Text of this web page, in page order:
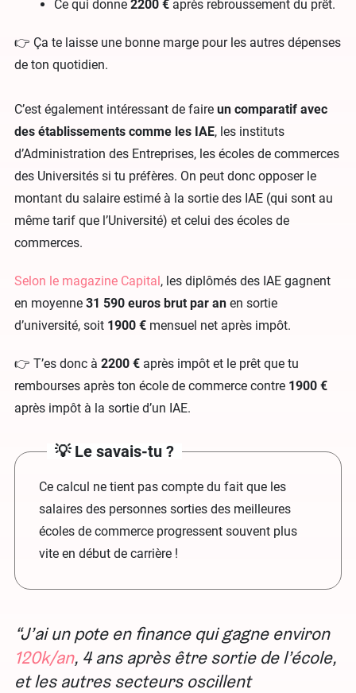
Ce qui donne 2200 € après rebroussement du prêt.
👉 Ça te laisse une bonne marge pour les autres dépenses
de ton quotidien.
C’est également intéressant de faire un comparatif avec
des établissements comme les IAE, les instituts
d’Administration des Entreprises, les écoles de commerces
des Universités si tu préfères. On peut donc opposer le
montant du salaire estimé à la sortie des IAE (qui sont au
même tarif que l’Université) et celui des écoles de
commerces.
Selon le magazine Capital, les diplômés des IAE gagnent
en moyenne 31 590 euros brut par an en sortie
d’université, soit 1900 € mensuel net après impôt.
👉 T’es donc à 2200 € après impôt et le prêt que tu
rembourses après ton école de commerce contre 1900 €
après impôt à la sortie d’un IAE.
💡 Le savais-tu ?
Ce calcul ne tient pas compte du fait que les
salaires des personnes sorties des meilleures
écoles de commerce progressent souvent plus
vite en début de carrière !
J’ai un pote en finance qui gagne environ
120k/an, 4 ans après être sortie de l’école,
et les autres secteurs oscillent